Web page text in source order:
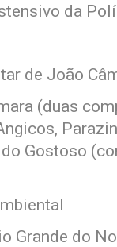
da
de João
(duas
Gostoso
Grande do